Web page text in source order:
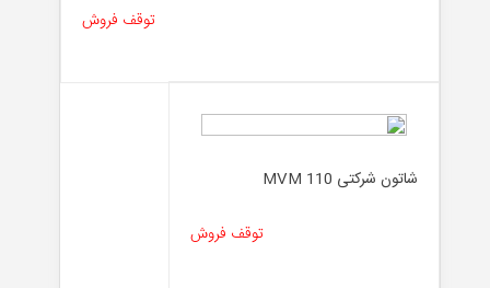
توقف فروش
شاتون شرکتی MVM 110
توقف فروش